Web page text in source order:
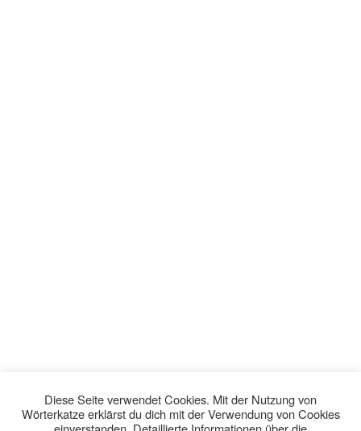
Diese Seite verwendet Cookies. Mit der Nutzung von
Wörterkatze erklärst du dich mit der Verwendung von Cookies